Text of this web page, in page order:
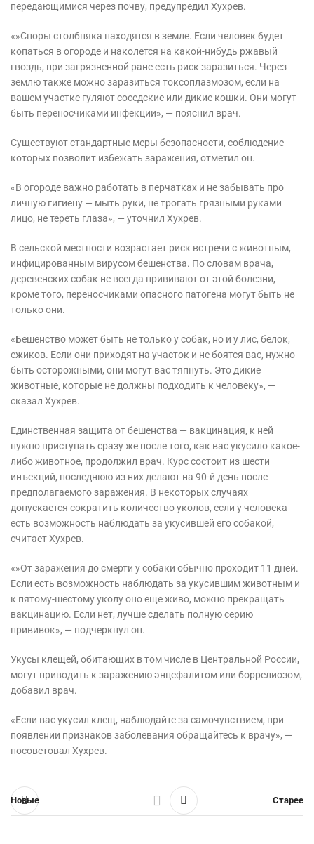
передающимися через почву, предупредил Хухрев.
«»Споры столбняка находятся в земле. Если человек будет
копаться в огороде и наколется на какой-нибудь ржавый
гвоздь, при загрязненной ране есть риск заразиться. Через
землю также можно заразиться токсоплазмозом, если на
вашем участке гуляют соседские или дикие кошки. Они могут
быть переносчиками инфекции», — пояснил врач.
Существуют стандартные меры безопасности, соблюдение
которых позволит избежать заражения, отметил он.
«В огороде важно работать в перчатках и не забывать про
личную гигиену — мыть руки, не трогать грязными руками
лицо, не тереть глаза», — уточнил Хухрев.
В сельской местности возрастает риск встречи с животным,
инфицированным вирусом бешенства. По словам врача,
деревенских собак не всегда прививают от этой болезни,
кроме того, переносчиками опасного патогена могут быть не
только они.
«Бешенство может быть не только у собак, но и у лис, белок,
ежиков. Если они приходят на участок и не боятся вас, нужно
быть осторожными, они могут вас тяпнуть. Это дикие
животные, которые не должны подходить к человеку», —
сказал Хухрев.
Единственная защита от бешенства — вакцинация, к ней
нужно приступать сразу же после того, как вас укусило какое-
либо животное, продолжил врач. Курс состоит из шести
инъекций, последнюю из них делают на 90-й день после
предполагаемого заражения. В некоторых случаях
допускается сократить количество уколов, если у человека
есть возможность наблюдать за укусившей его собакой,
считает Хухрев.
«»От заражения до смерти у собаки обычно проходит 11 дней.
Если есть возможность наблюдать за укусившим животным и
к пятому-шестому уколу оно еще живо, можно прекращать
вакцинацию. Если нет, лучше сделать полную серию
прививок», — подчеркнул он.
Укусы клещей, обитающих в том числе в Центральной России,
могут приводить к заражению энцефалитом или боррелиозом,
добавил врач.
«Если вас укусил клещ, наблюдайте за самочувствием, при
появлении признаков заболевания обращайтесь к врачу», —
посоветовал Хухрев.
Новые Старее